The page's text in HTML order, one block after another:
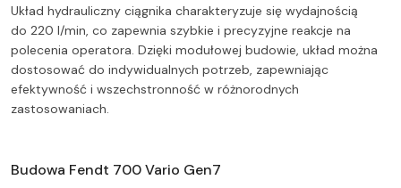
Układ hydrauliczny ciągnika charakteryzuje się wydajnością
do 220 l/min, co zapewnia szybkie i precyzyjne reakcje na
polecenia operatora. Dzięki modułowej budowie, układ można
dostosować do indywidualnych potrzeb, zapewniając
efektywność i wszechstronność w różnorodnych
zastosowaniach.
Budowa Fendt 700 Vario Gen7